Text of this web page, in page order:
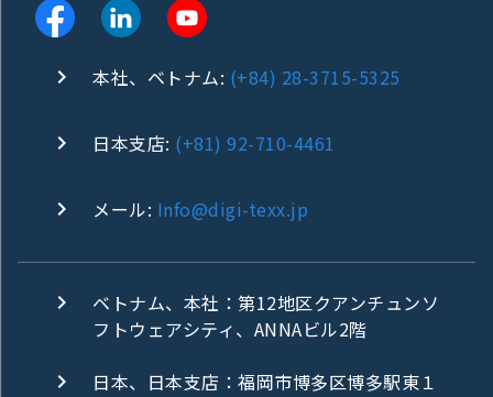
本社、ベトナム: (+84) 28-3715-5325
日本支店: (+81) 92-710-4461
メール: Info@digi-texx.jp
ベトナム、本社：第12地区クアンチュンソ
フトウェアシティ、ANNAビル2階
日本、日本支店：福岡市博多区博多駅東１